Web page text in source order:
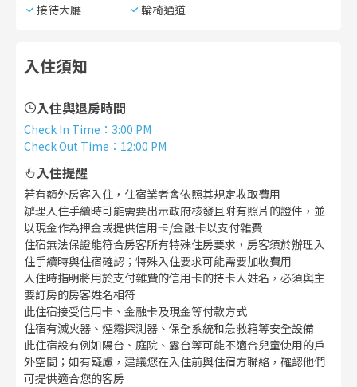
接待大廳
輪椅通道
入住須知
入住與退房時間
Check In Time ： 3:00 PM
Check Out Time ： 12:00 PM
入住提醒
若有額外房客入住，住宿業者會依照其規定收取費用
辦理入住手續時可能需要出示政府核發且附有照片的證件，並
以現金作為押金或提供信用卡/金融卡以支付雜費
住宿無法保證能符合房客所有特殊住房要求，房客須於辦理入
住手續時與住宿確認；特殊入住要求可能需要加收費用
入住時指明將用於支付雜費的信用卡的持卡人姓名，必須與主
要訂房的房客姓名相符
此住宿接受信用卡、金融卡及現金等付款方式
住宿有滅火器、煙霧探測器、保全系統和急救箱等安全設備
此住宿設有例如陽台、庭院、露台等可能不適合兒童使用的戶
外空間；如有疑慮，建議您在入住前與住宿方聯絡，確認他們
可提供適合您的客房